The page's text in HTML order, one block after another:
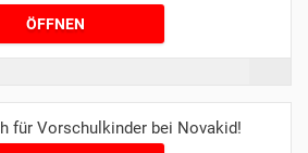
ÖFFNEN
für Vorschulkinder bei Novakid!